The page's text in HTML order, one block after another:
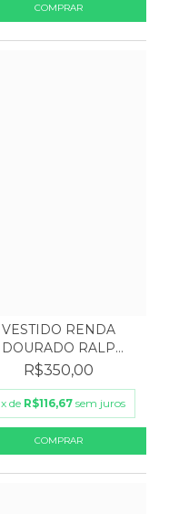
VESTIDO RENDA
DOURADO RALP
LAUREN
R$350,00
x de R$116,67 sem juros